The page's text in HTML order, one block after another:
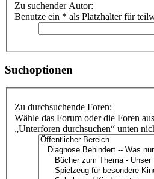
Zu suchender Autor:
Benutze ein * als Platzhalter für
Suchoptionen
Zu durchsuchende Foren:
Wähle das Forum oder die Foren
„Unterforen durchsuchen“ unten